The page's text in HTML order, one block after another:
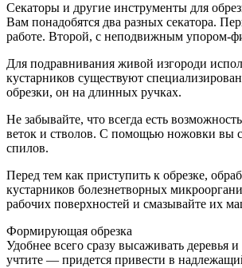
Секаторы и другие инструменты для
Вам понадобятся два разных секатора.
работе. Второй, с неподвижным упором-
Для подравнивания живой изгороди
кустарников существуют
обрезки, он на длинных ручках.
Не забывайте, что всегда есть
веток и стволов. С помощью ножовки вы
спилов.
Перед тем как приступить к обрезке,
кустарников болезнетворных
рабочих поверхностей и смазывайте их
Формирующая обрезка
Удобнее всего сразу высаживать
учтите — придется привести в